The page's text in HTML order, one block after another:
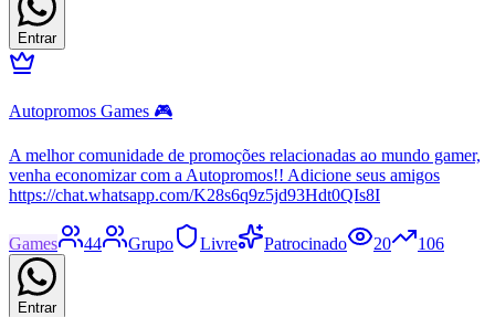
Entrar
Autopromos Games 🎮
A melhor comunidade de promoções relacionadas ao mundo gamer,
venha economizar com a Autopromos!! Adicione seus amigos
https://chat.whatsapp.com/K28s6q9z5jd93Hdt0QIs8I
Games 44 Grupo Livre Patrocinado 20 106
Entrar